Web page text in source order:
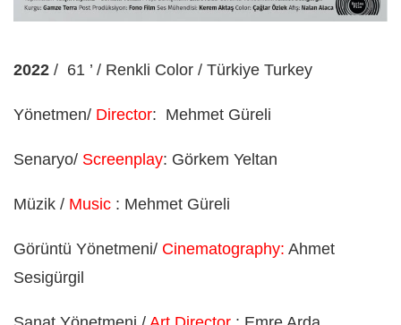
2022 / 61 ’ / Renkli Color / Türkiye Turkey
Yönetmen/ Director: Mehmet Güreli
Senaryo/ Screenplay: Görkem Yeltan
Müzik / Music : Mehmet Güreli
Görüntü Yönetmeni/ Cinematography: Ahmet
Sesigürgil